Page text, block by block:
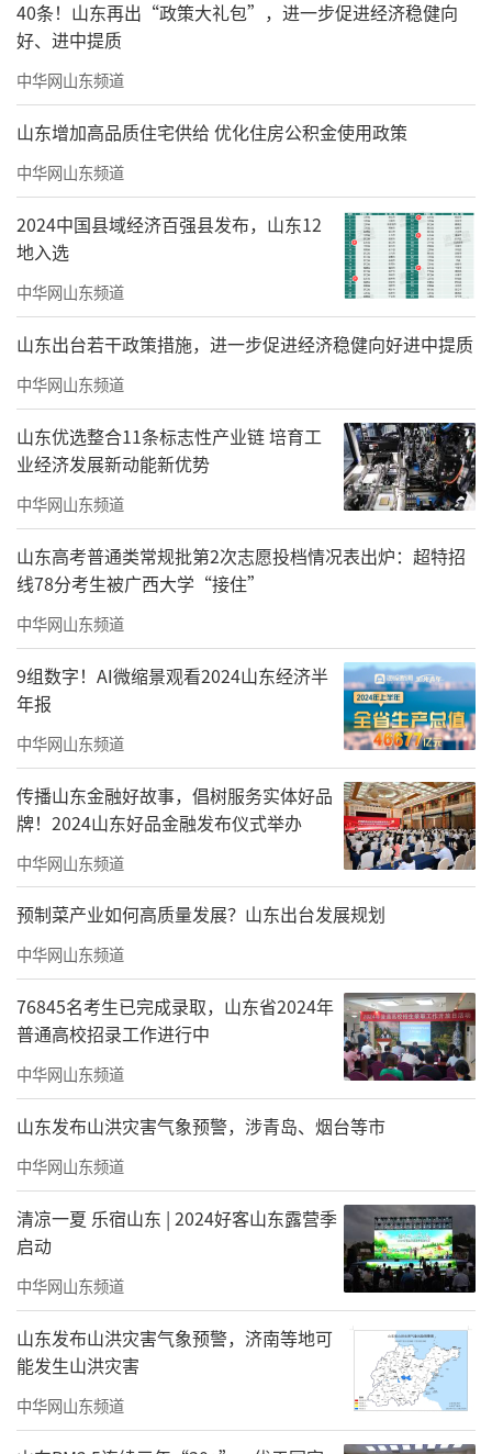
40条！山东再出“政策大礼包”，进一步促进经济稳健向
好、进中提质
中华网山东频道
山东增加高品质住宅供给 优化住房公积金使用政策
中华网山东频道
2024中国县域经济百强县发布，山东12
地入选
中华网山东频道
山东出台若干政策措施，进一步促进经济稳健向好进中提质
中华网山东频道
山东优选整合11条标志性产业链 培育工
业经济发展新动能新优势
中华网山东频道
山东高考普通类常规批第2次志愿投档情况表出炉：超特招
线78分考生被广西大学“接住”
中华网山东频道
9组数字！AI微缩景观看2024山东经济半
年报
中华网山东频道
传播山东金融好故事，倡树服务实体好品
牌！2024山东好品金融发布仪式举办
中华网山东频道
预制菜产业如何高质量发展？山东出台发展规划
中华网山东频道
76845名考生已完成录取，山东省2024年
普通高校招录工作进行中
中华网山东频道
山东发布山洪灾害气象预警，涉青岛、烟台等市
中华网山东频道
清凉一夏 乐宿山东 | 2024好客山东露营季
启动
中华网山东频道
山东发布山洪灾害气象预警，济南等地可
能发生山洪灾害
中华网山东频道